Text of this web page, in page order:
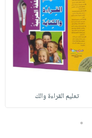
تعليم القراءة والك
5